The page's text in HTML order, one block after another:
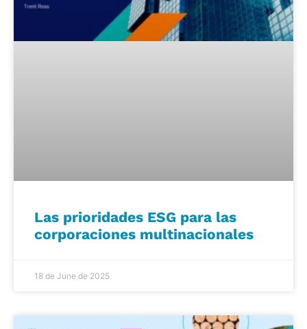
Las prioridades ESG para las
corporaciones multinacionales
18 de June de 2025